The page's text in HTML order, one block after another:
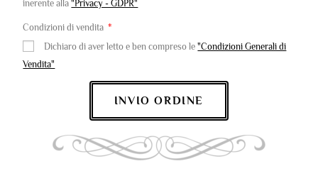
inerente alla"Privacy - GDPR"
Condizioni di vendita
Dichiaro di aver letto e ben compreso le"Condizioni Generali di
Vendita"
INVIO ORDINE